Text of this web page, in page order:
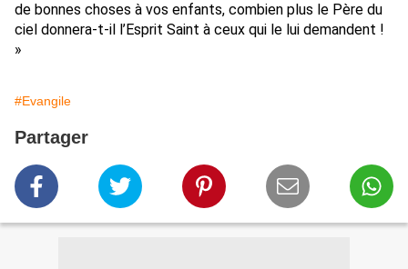
de bonnes choses à vos enfants, combien plus le Père du
ciel donnera-t-il l’Esprit Saint à ceux qui le lui demandent !
»
#Evangile
Partager